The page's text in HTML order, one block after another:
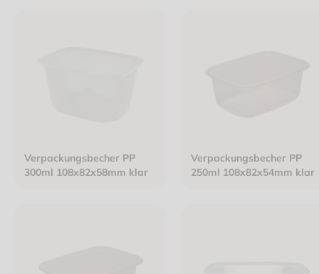
Verpackungsbecher PP
300ml 108x82x58mm klar
Verpackungsbecher PP
250ml 108x82x54mm klar